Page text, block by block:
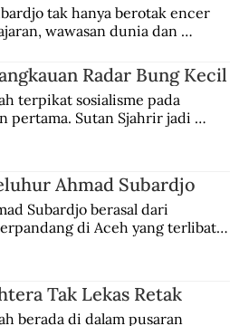
tak hanya berotak encer
wawasan dunia dan
Multatuli, hingga Sun Yat-sen.
Radar Bung Kecil
terpikat sosialisme pada
pertama. Sutan Sjahrir jadi
Ahmad Subardjo
Subardjo berasal dari
di Aceh yang terlibat
Tak Lekas Retak
berada di dalam pusaran